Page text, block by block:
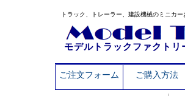
トラック、トレーラー、建設機械のミニカ
モデルトラックファクトリ
ご注文フォーム ご購入方法